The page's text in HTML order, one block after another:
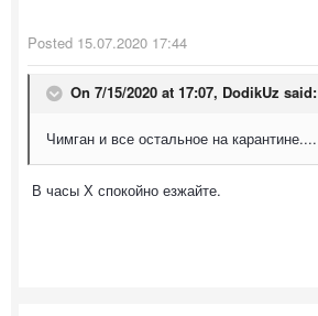
Posted 15.07.2020 17:44
On 7/15/2020 at 17:07, DodikUz said:
Чимган и все остальное на карантине....
В часы Х спокойно езжайте.